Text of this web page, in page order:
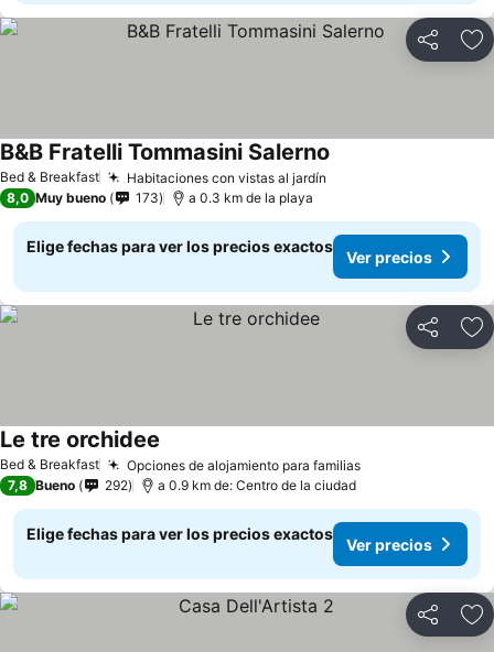
Compartir
Bed & Breakfast Habitaciones con vistas al jardín
B&B Fratelli Tommasini Salerno
8,0 Muy bueno 173 a 0.3 km de la playa
Elige fechas para ver los precios exactos
Ver precios
Compartir
Bed & Breakfast Opciones de alojamiento para familias
Le tre orchidee
7,8 Bueno 292 a 0.9 km de: Centro de la ciudad
Elige fechas para ver los precios exactos
Ver precios
Compartir